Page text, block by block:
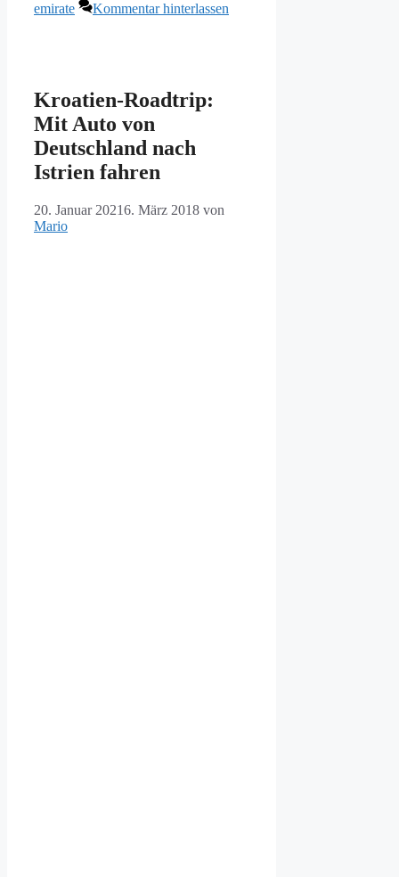
emirate
Kommentar hinterlassen
Kroatien-Roadtrip:
Mit Auto von
Deutschland nach
Istrien fahren
20. Januar 20216. März 2018 von
Mario